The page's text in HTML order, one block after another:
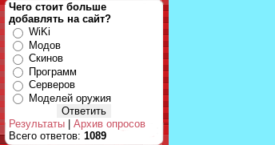
Чего стоит больше
добавлять на сайт?
WiKi
Модов
Скинов
Программ
Серверов
Моделей оружия
Результаты
Архив опросов
Всего ответов: 1089